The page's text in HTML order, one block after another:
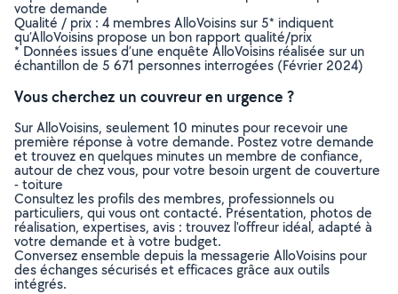
votre demande
Qualité / prix : 4 membres AlloVoisins sur 5* indiquent
qu’AlloVoisins propose un bon rapport qualité/prix
* Données issues d’une enquête AlloVoisins réalisée sur un
échantillon de 5 671 personnes interrogées (Février 2024)
Vous cherchez un couvreur en urgence ?
Sur AlloVoisins, seulement 10 minutes pour recevoir une
première réponse à votre demande. Postez votre demande
et trouvez en quelques minutes un membre de confiance,
autour de chez vous, pour votre besoin urgent de couverture
- toiture
Consultez les profils des membres, professionnels ou
particuliers, qui vous ont contacté. Présentation, photos de
réalisation, expertises, avis : trouvez l'offreur idéal, adapté à
votre demande et à votre budget.
Conversez ensemble depuis la messagerie AlloVoisins pour
des échanges sécurisés et efficaces grâce aux outils
intégrés.